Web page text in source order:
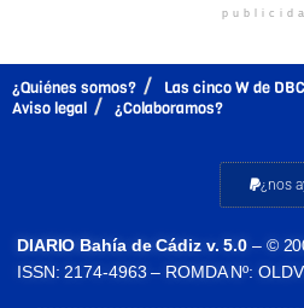
¿Quiénes somos? Las cinco W de DBC
Aviso legal
¿Colaboramos?
¿nos
DIARIO Bahía de Cádiz v. 5.0 – ©
ISSN: 2174-4963 – ROMDA Nº: